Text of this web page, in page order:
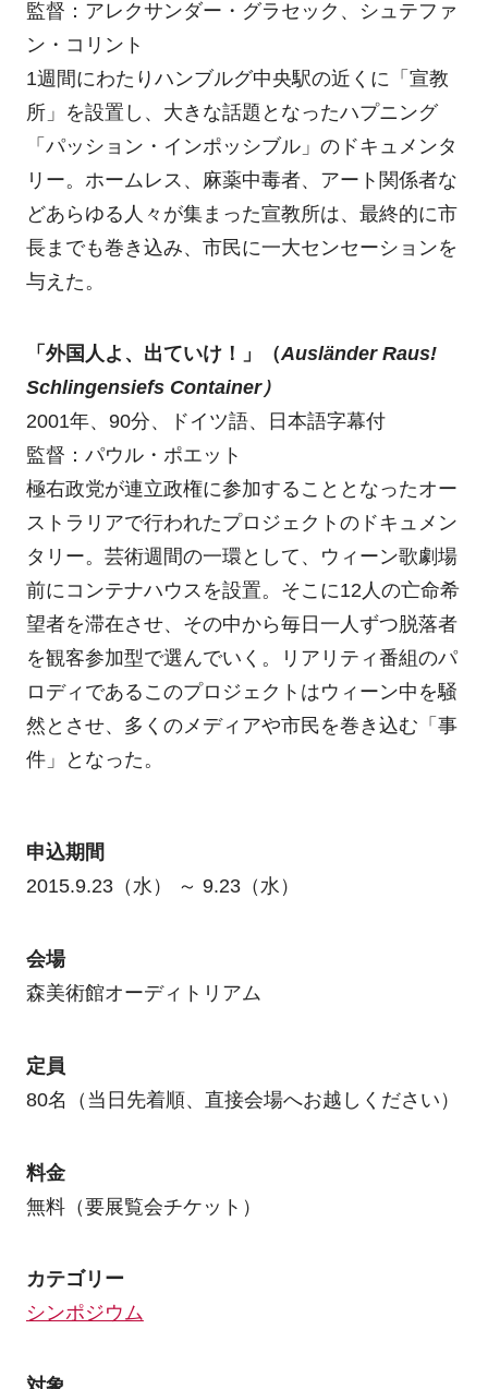
監督：アレクサンダー・グラセック、シュテファ
ン・コリント
1週間にわたりハンブルグ中央駅の近くに「宣教
所」を設置し、大きな話題となったハプニング
「パッション・インポッシブル」のドキュメンタ
リー。ホームレス、麻薬中毒者、アート関係者な
どあらゆる人々が集まった宣教所は、最終的に市
長までも巻き込み、市民に一大センセーションを
与えた。
「外国人よ、出ていけ！」（Ausländer Raus!
Schlingensiefs Container）
2001年、90分、ドイツ語、日本語字幕付
監督：パウル・ポエット
極右政党が連立政権に参加することとなったオー
ストラリアで行われたプロジェクトのドキュメン
タリー。芸術週間の一環として、ウィーン歌劇場
前にコンテナハウスを設置。そこに12人の亡命希
望者を滞在させ、その中から毎日一人ずつ脱落者
を観客参加型で選んでいく。リアリティ番組のパ
ロディであるこのプロジェクトはウィーン中を騒
然とさせ、多くのメディアや市民を巻き込む「事
件」となった。
申込期間
2015.9.23（水） ～ 9.23（水）
会場
森美術館オーディトリアム
定員
80名（当日先着順、直接会場へお越しください）
料金
無料（要展覧会チケット）
カテゴリー
シンポジウム